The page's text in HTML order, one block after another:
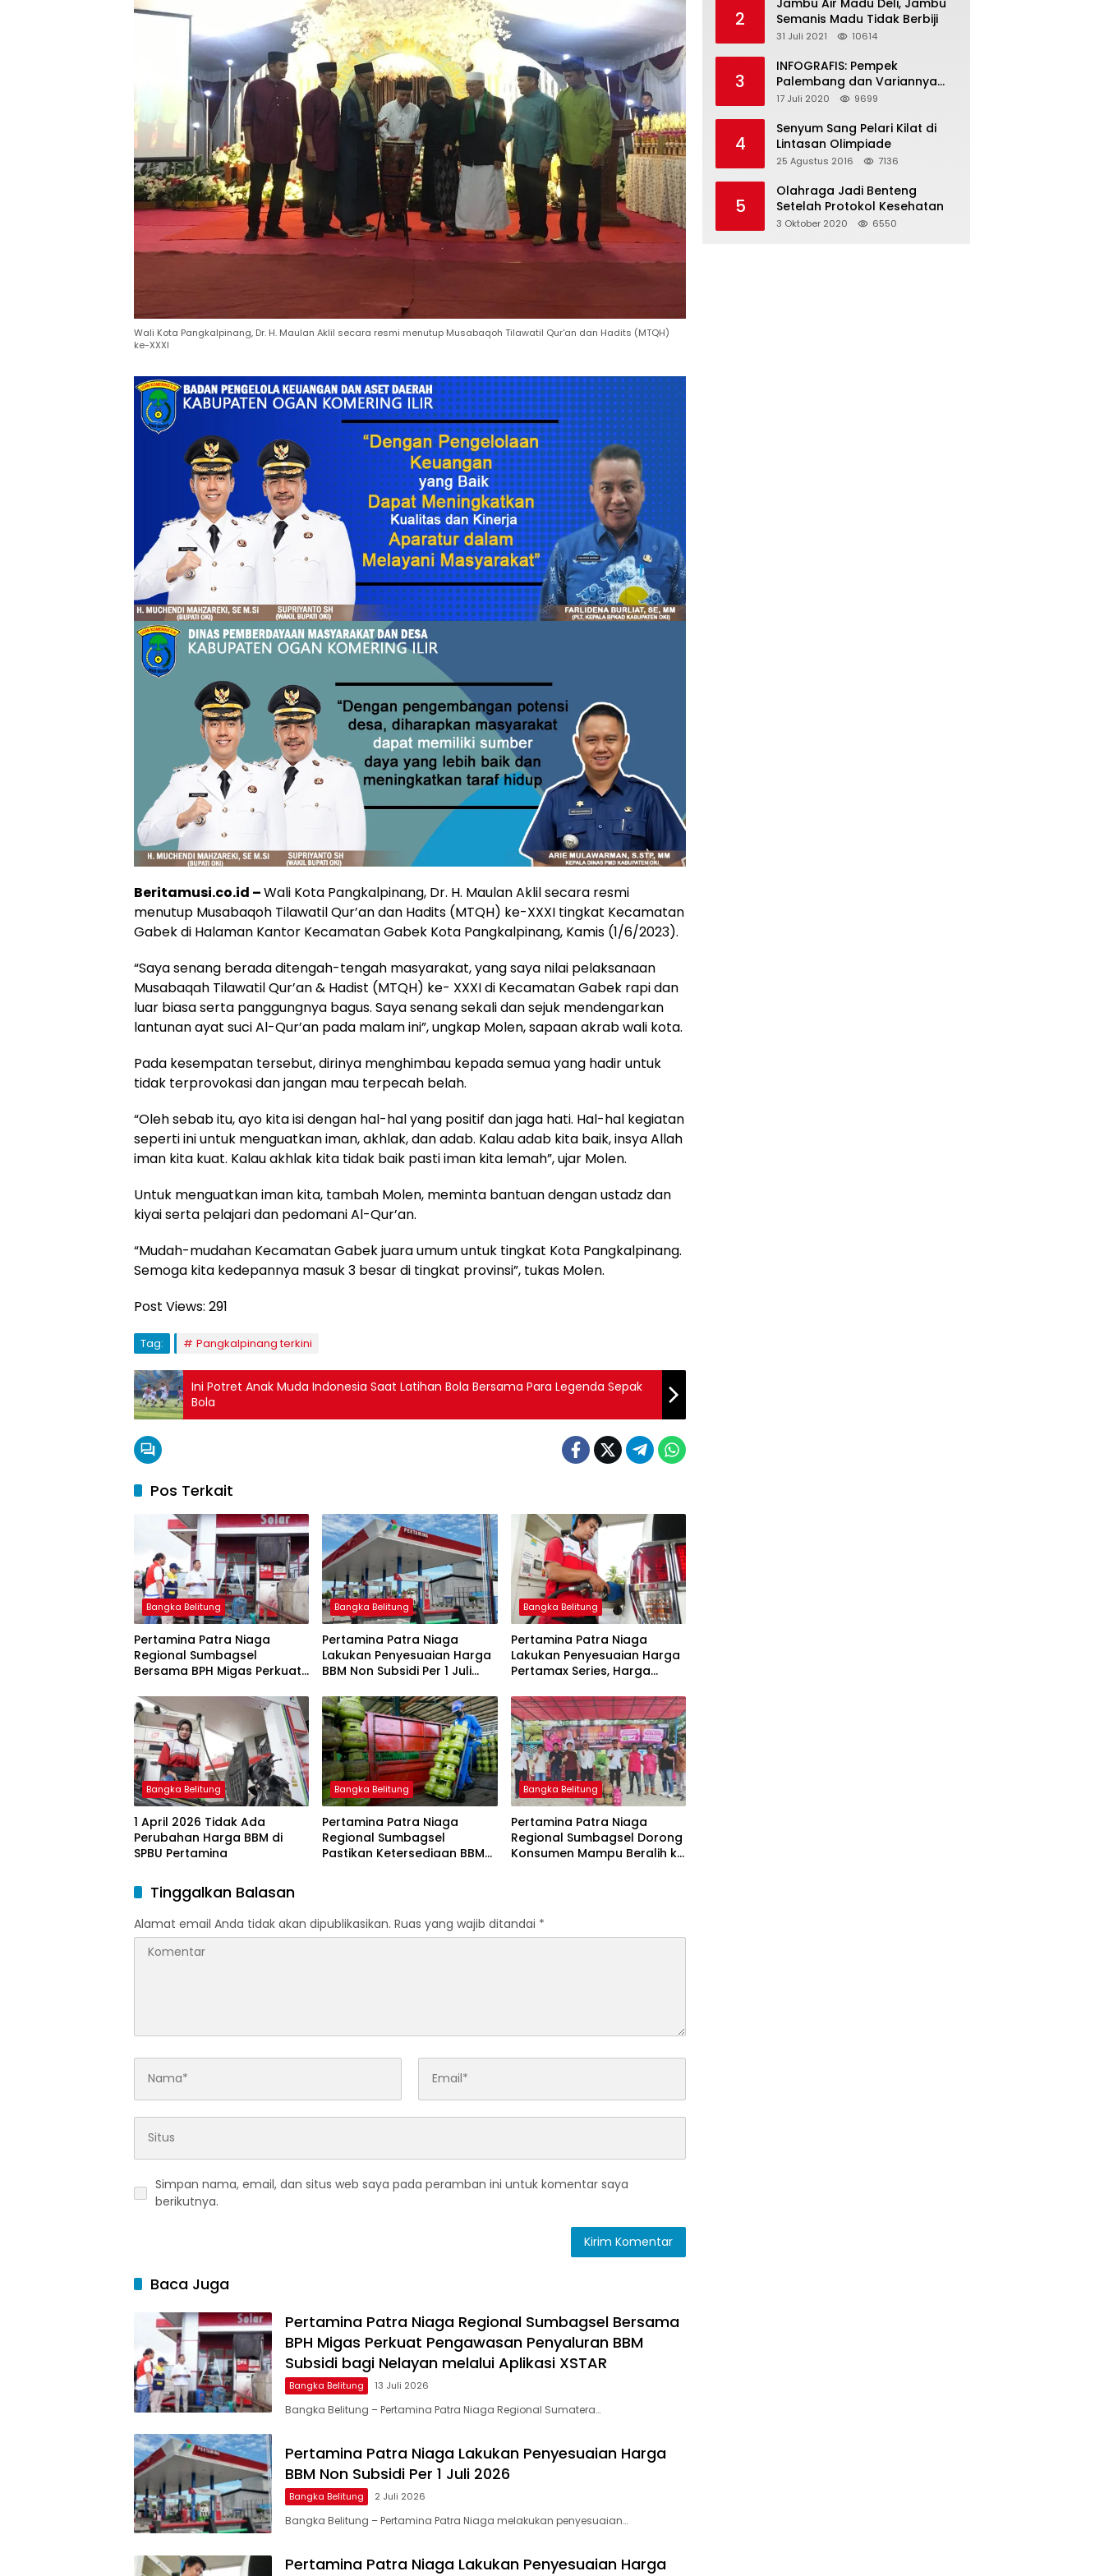
Wali Kota Pangkalpinang, Dr. H. Maulan Aklil secara resmi menutup Musabaqoh Tilawatil Qur'an dan Hadits (MTQH)
ke-XXXI
Beritamusi.co.id –Wali Kota Pangkalpinang, Dr. H. Maulan Aklil secara resmi
menutup Musabaqoh Tilawatil Qur’an dan Hadits (MTQH) ke-XXXI tingkat Kecamatan
Gabek di Halaman Kantor Kecamatan Gabek Kota Pangkalpinang, Kamis (1/6/2023).
“Saya senang berada ditengah-tengah masyarakat, yang saya nilai pelaksanaan
Musabaqah Tilawatil Qur’an & Hadist (MTQH) ke- XXXI di Kecamatan Gabek rapi dan
luar biasa serta panggungnya bagus. Saya senang sekali dan sejuk mendengarkan
lantunan ayat suci Al-Qur’an pada malam ini”, ungkap Molen, sapaan akrab wali kota.
Pada kesempatan tersebut, dirinya menghimbau kepada semua yang hadir untuk
tidak terprovokasi dan jangan mau terpecah belah.
“Oleh sebab itu, ayo kita isi dengan hal-hal yang positif dan jaga hati. Hal-hal kegiatan
seperti ini untuk menguatkan iman, akhlak, dan adab. Kalau adab kita baik, insya Allah
iman kita kuat. Kalau akhlak kita tidak baik pasti iman kita lemah”, ujar Molen.
Untuk menguatkan iman kita, tambah Molen, meminta bantuan dengan ustadz dan
kiyai serta pelajari dan pedomani Al-Qur’an.
“Mudah-mudahan Kecamatan Gabek juara umum untuk tingkat Kota Pangkalpinang.
Semoga kita kedepannya masuk 3 besar di tingkat provinsi”, tukas Molen.
Post Views: 291
Tag: Pangkalpinang terkini
Ini Potret Anak Muda Indonesia Saat Latihan Bola Bersama Para Legenda Sepak
Bola
Pos Terkait
Bangka Belitung
Pertamina Patra Niaga
Regional Sumbagsel
Bersama BPH Migas Perkuat
BBM Subsidi bagi Nelayan
melalui Aplikasi XSTAR
Bangka Belitung
Pertamina Patra Niaga
Lakukan Penyesuaian Harga
BBM Non Subsidi Per 1 Juli
Bangka Belitung
Pertamina Patra Niaga
Lakukan Penyesuaian Harga
Pertamax Series, Harga
Tetap
Bangka Belitung
1 April 2026 Tidak Ada
Perubahan Harga BBM di
SPBU Pertamina
Bangka Belitung
Pertamina Patra Niaga
Regional Sumbagsel
Pastikan Ketersediaan BBM
Bangka Belitung
Pertamina Patra Niaga
Regional Sumbagsel Dorong
Konsumen Mampu Beralih ke
Tinggalkan Balasan
Alamat email Anda tidak akan dipublikasikan. Ruas yang wajib ditandai *
Simpan nama, email, dan situs web saya pada peramban ini untuk komentar saya
berikutnya.
Baca Juga
Pertamina Patra Niaga Regional Sumbagsel Bersama
BPH Migas Perkuat Pengawasan Penyaluran BBM
Subsidi bagi Nelayan melalui Aplikasi XSTAR
Bangka Belitung 13 Juli 2026
Bangka Belitung – Pertamina Patra Niaga Regional Sumatera…
Pertamina Patra Niaga Lakukan Penyesuaian Harga
BBM Non Subsidi Per 1 Juli 2026
Bangka Belitung 2 Juli 2026
Bangka Belitung – Pertamina Patra Niaga melakukan penyesuaian…
Pertamina Patra Niaga Lakukan Penyesuaian Harga
2
Jambu Air Madu Deli, Jambu
Semanis Madu Tidak Berbiji
31 Juli 2021 10614
3
INFOGRAFIS: Pempek
Palembang dan Variannya
yang Melegenda
17 Juli 2020 9699
4
Senyum Sang Pelari Kilat di
Lintasan Olimpiade
25 Agustus 2016 7136
5
Olahraga Jadi Benteng
Setelah Protokol Kesehatan
3 Oktober 2020 6550